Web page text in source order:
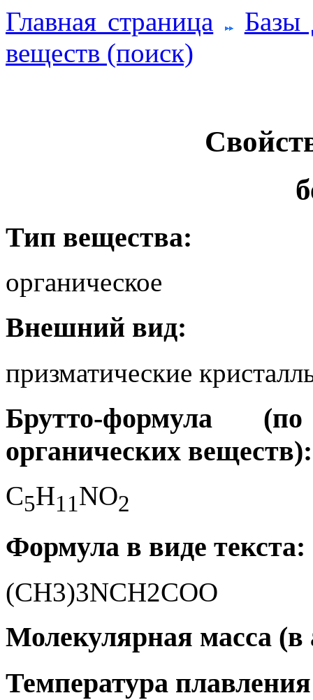
Главная страница
Базы
веществ (поиск)
Тип вещества:
органическое
Внешний вид:
призматические
Брутто-формула
органических веществ):
C5H1 1NO2
Формула в виде текста:
(CH3)3NCH2COO
Молекулярная масса (в
Температура